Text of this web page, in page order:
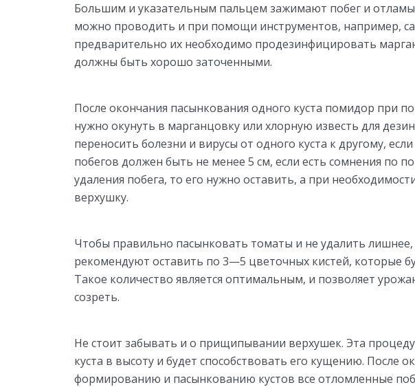
Большим и указательным пальцем зажимают побег и
можно проводить и при помощи инструментов, например,
предварительно их необходимо продезинфицировать
должны быть хорошо заточенными.
После окончания пасынкования одного куста помидор при
нужно окунуть в марганцовку или хлорную известь для
переносить болезни и вирусы от одного куста к другому,
побегов должен быть не менее 5 см, если есть сомнения по
удаления побега, то его нужно оставить, а при
верхушку.
Чтобы правильно пасынковать томаты и не удалить лишнее,
рекомендуют оставить по 3—5 цветочных кистей, которые
Такое количество является оптимальным, и позволяет
созреть.
Не стоит забывать и о прищипывании верхушек. Эта
куста в высоту и будет способствовать его кущению. После
формированию и пасынкованию кустов все отломленные